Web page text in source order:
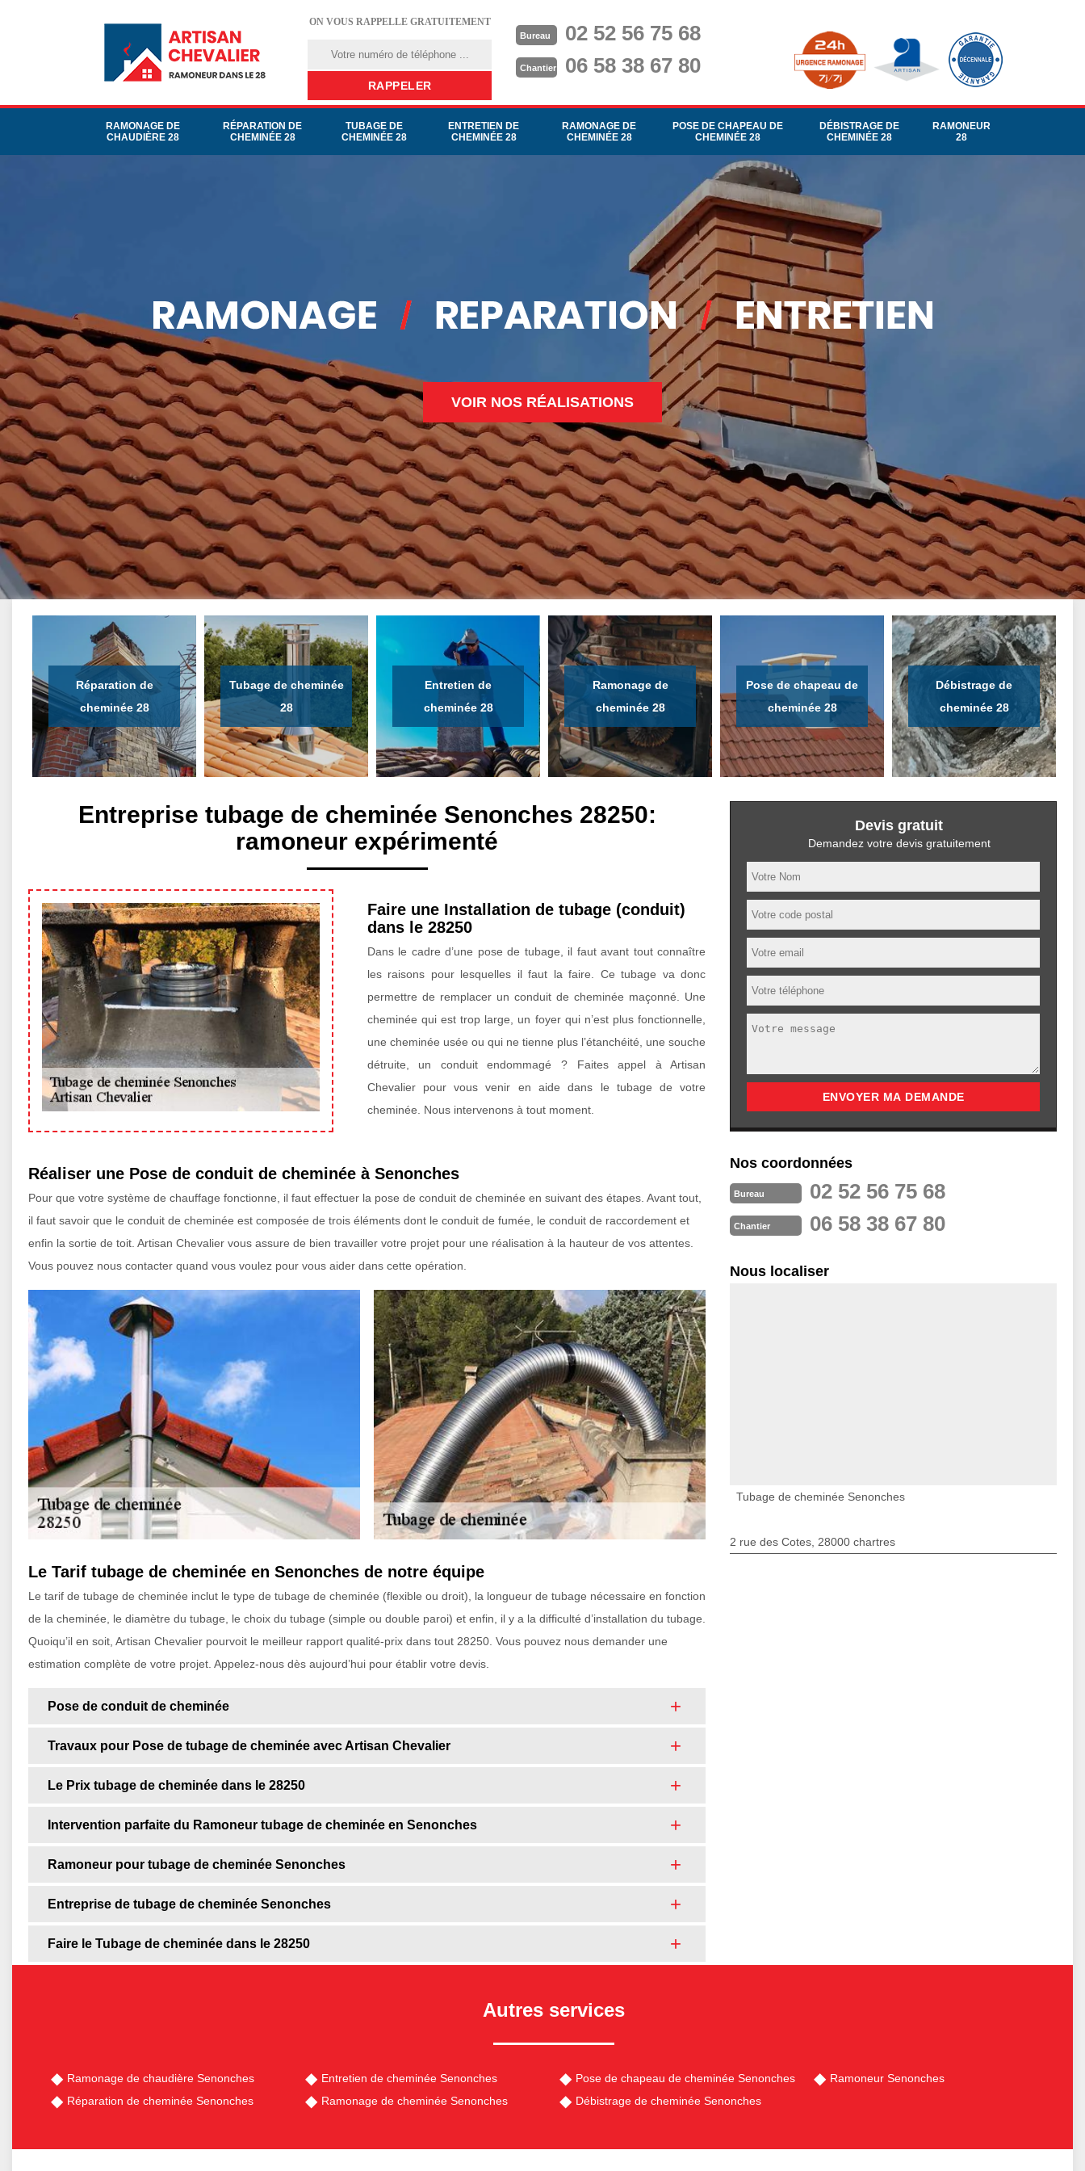
ON VOUS RAPPELLE GRATUITEMENT
Bureau 02 52 56 75 68
Chantier 06 58 38 67 80
RAMONAGE DE
CHAUDIÈRE 28
RÉPARATION DE
CHEMINÉE 28
TUBAGE DE
CHEMINÉE 28
ENTRETIEN DE
CHEMINÉE 28
RAMONAGE DE
CHEMINÉE 28
POSE DE CHAPEAU DE
CHEMINÉE 28
DÉBISTRAGE DE
CHEMINÉE 28
RAMONEUR
28
VOIR NOS RÉALISATIONS
Réparation de
cheminée 28
Tubage de cheminée
28
Entretien de
cheminée 28
Ramonage de
cheminée 28
Pose de chapeau de
cheminée 28
Débistrage de
cheminée 28
Entreprise tubage de cheminée Senonches 28250:
ramoneur expérimenté
Faire une Installation de tubage (conduit)
dans le 28250
Dans le cadre d’une pose de tubage, il faut avant tout connaître
les raisons pour lesquelles il faut la faire. Ce tubage va donc
permettre de remplacer un conduit de cheminée maçonné. Une
cheminée qui est trop large, un foyer qui n’est plus fonctionnelle,
une cheminée usée ou qui ne tienne plus l’étanchéité, une souche
détruite, un conduit endommagé ? Faites appel à Artisan
Chevalier pour vous venir en aide dans le tubage de votre
cheminée. Nous intervenons à tout moment.
Réaliser une Pose de conduit de cheminée à Senonches
Pour que votre système de chauffage fonctionne, il faut effectuer la pose de conduit de cheminée en suivant des étapes. Avant tout,
il faut savoir que le conduit de cheminée est composée de trois éléments dont le conduit de fumée, le conduit de raccordement et
enfin la sortie de toit. Artisan Chevalier vous assure de bien travailler votre projet pour une réalisation à la hauteur de vos attentes.
Vous pouvez nous contacter quand vous voulez pour vous aider dans cette opération.
Le Tarif tubage de cheminée en Senonches de notre équipe
Le tarif de tubage de cheminée inclut le type de tubage de cheminée (flexible ou droit), la longueur de tubage nécessaire en fonction
de la cheminée, le diamètre du tubage, le choix du tubage (simple ou double paroi) et enfin, il y a la difficulté d’installation du tubage.
Quoiqu’il en soit, Artisan Chevalier pourvoit le meilleur rapport qualité-prix dans tout 28250. Vous pouvez nous demander une
estimation complète de votre projet. Appelez-nous dès aujourd’hui pour établir votre devis.
Pose de conduit de cheminée
Travaux pour Pose de tubage de cheminée avec Artisan Chevalier
Le Prix tubage de cheminée dans le 28250
Intervention parfaite du Ramoneur tubage de cheminée en Senonches
Ramoneur pour tubage de cheminée Senonches
Entreprise de tubage de cheminée Senonches
Faire le Tubage de cheminée dans le 28250
Devis gratuit
Demandez votre devis gratuitement
Nos coordonnées
Bureau 02 52 56 75 68
Chantier 06 58 38 67 80
Nous localiser
Tubage de cheminée Senonches
2 rue des Cotes, 28000 chartres
Autres services
Ramonage de chaudière Senonches
Réparation de cheminée Senonches
Entretien de cheminée Senonches
Ramonage de cheminée Senonches
Pose de chapeau de cheminée Senonches
Débistrage de cheminée Senonches
Ramoneur Senonches